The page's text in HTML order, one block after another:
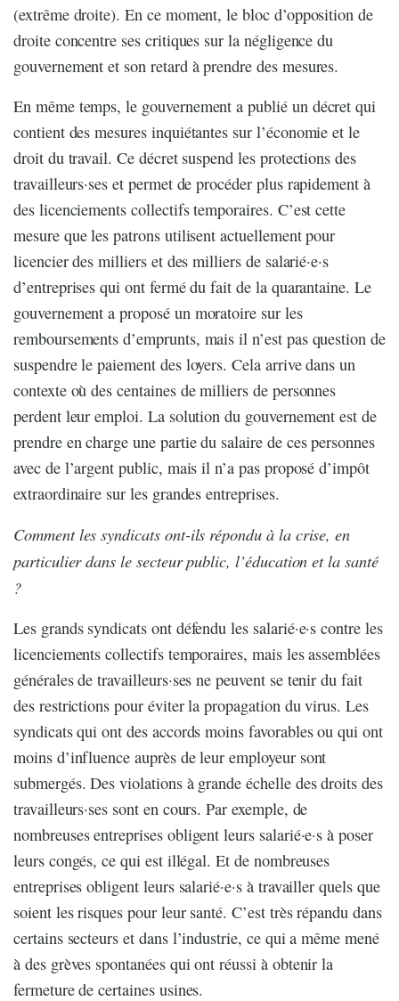
(extrême droite). En ce moment, le bloc d’opposition de
droite concentre ses critiques sur la négligence du
gouvernement et son retard à prendre des mesures.
En même temps, le gouvernement a publié un décret qui
contient des mesures inquiétantes sur l’économie et le
droit du travail. Ce décret suspend les protections des
travailleurs·ses et permet de procéder plus rapidement à
des licenciements collectifs temporaires. C’est cette
mesure que les patrons utilisent actuellement pour
licencier des milliers et des milliers de salarié·e·s
d’entreprises qui ont fermé du fait de la quarantaine. Le
gouvernement a proposé un moratoire sur les
remboursements d’emprunts, mais il n’est pas question de
suspendre le paiement des loyers. Cela arrive dans un
contexte où des centaines de milliers de personnes
perdent leur emploi. La solution du gouvernement est de
prendre en charge une partie du salaire de ces personnes
avec de l’argent public, mais il n’a pas proposé d’impôt
extraordinaire sur les grandes entreprises.
Comment les syndicats ont-ils répondu à la crise, en
particulier dans le secteur public, l’éducation et la santé
?
Les grands syndicats ont défendu les salarié·e·s contre les
licenciements collectifs temporaires, mais les assemblées
générales de travailleurs·ses ne peuvent se tenir du fait
des restrictions pour éviter la propagation du virus. Les
syndicats qui ont des accords moins favorables ou qui ont
moins d’influence auprès de leur employeur sont
submergés. Des violations à grande échelle des droits des
travailleurs·ses sont en cours. Par exemple, de
nombreuses entreprises obligent leurs salarié·e·s à poser
leurs congés, ce qui est illégal. Et de nombreuses
entreprises obligent leurs salarié·e·s à travailler quels que
soient les risques pour leur santé. C’est très répandu dans
certains secteurs et dans l’industrie, ce qui a même mené
à des grèves spontanées qui ont réussi à obtenir la
fermeture de certaines usines.